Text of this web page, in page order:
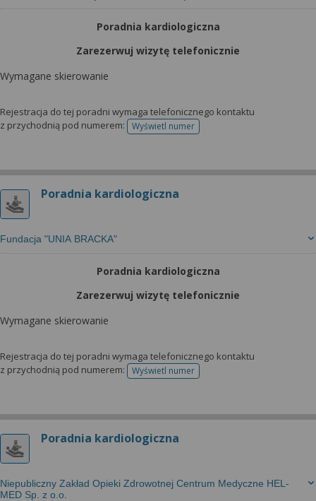
Poradnia kardiologiczna
Zarezerwuj wizytę telefonicznie
Wymagane skierowanie
Rejestracja do tej poradni wymaga telefonicznego kontaktu
z przychodnią pod numerem:
Wyświetl numertelefonu do rejestracji
Poradnia kardiologiczna
Fundacja "UNIA BRACKA"
Poradnia kardiologiczna
Zarezerwuj wizytę telefonicznie
Wymagane skierowanie
Rejestracja do tej poradni wymaga telefonicznego kontaktu
z przychodnią pod numerem:
Wyświetl numertelefonu do rejestracji
Poradnia kardiologiczna
Niepubliczny Zakład Opieki Zdrowotnej Centrum Medyczne HEL-
MED Sp. z o.o.